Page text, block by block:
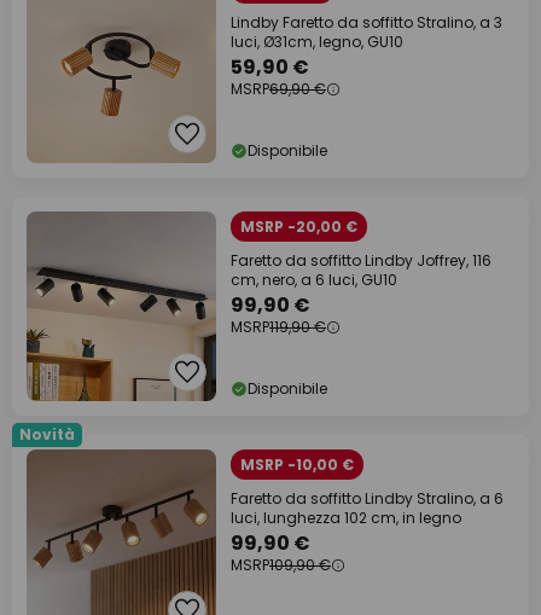
Lindby Faretto da soffitto Stralino, a 3
luci, Ø31cm, legno, GU10
59,90 €
MSRP69,90 €
Disponibile
MSRP -20,00 €
Faretto da soffitto Lindby Joffrey, 116
cm, nero, a 6 luci, GU10
99,90 €
MSRP119,90 €
Disponibile
Novità
MSRP -10,00 €
Faretto da soffitto Lindby Stralino, a 6
luci, lunghezza 102 cm, in legno
99,90 €
MSRP109,90 €